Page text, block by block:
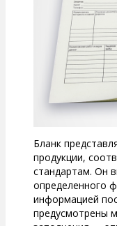
Бланк
продукции,
стандартам. Он
определенного
информацией
предусмотрены